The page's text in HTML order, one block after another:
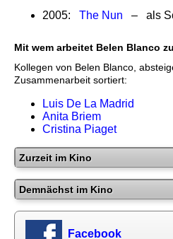
2005: The Nun – als
Mit wem arbeitet Belen Blanco
Kollegen von Belen Blanco,
Zusammenarbeit sortiert:
Luis De La Madrid
Anita Briem
Cristina Piaget
Zurzeit im Kino
Demnächst im Kino
Facebook